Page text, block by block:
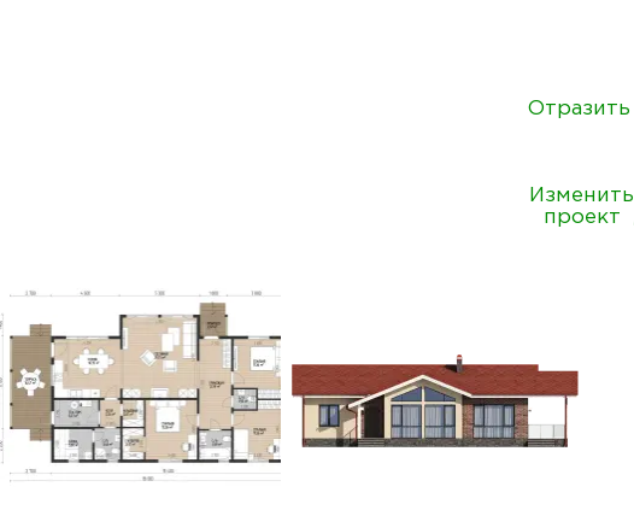
Изменить
проект
Отразить